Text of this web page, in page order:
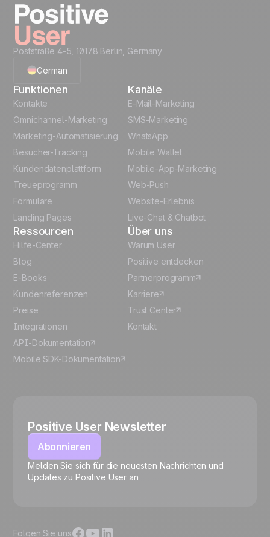
🍪
Poststraße 4-5, 10178 Berlin, Germany
German
English
Polish
Español
Funktionen
Kontakte
Omnichannel-Marketing
Marketing-Automatisierung
Besucher-Tracking
Kundendatenplattform
Treueprogramm
Formulare
Landing Pages
Kanäle
E-Mail-Marketing
SMS-Marketing
WhatsApp
Mobile Wallet
Mobile-App-Marketing
Web-Push
Website-Erlebnis
Live-Chat & Chatbot
Ressourcen
Hilfe-Center
Blog
E-Books
Kundenreferenzen
Preise
Integrationen
API-Dokumentation
Mobile SDK-Dokumentation
Über uns
Warum User
Positive entdecken
Partnerprogramm
Karriere
Trust Center
Kontakt
Positive User Newsletter
Abonnieren
Melden Sie sich für die neuesten Nachrichten und
Updates zu Positive User an
Folgen Sie uns